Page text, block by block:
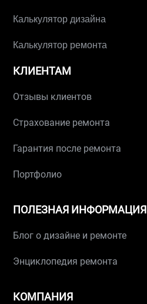
Калькулятор дизайна
Калькулятор ремонта
КЛИЕНТАМ
Отзывы клиентов
Страхование ремонта
Гарантия после ремонта
Портфолио
ПОЛЕЗНАЯ ИНФОРМАЦИЯ
Блог о дизайне и ремонте
Энциклопедия ремонта
КОМПАНИЯ